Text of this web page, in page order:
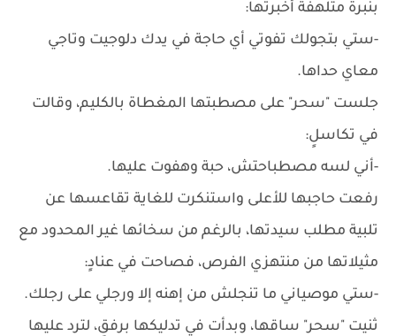
بنبرة متلهفة أخبرتها:
-ستي بتجولك تفوتي أي حاجة في يدك دلوجيت وتاجي
معاي حداها.
جلست "سحر" على مصطبتها المغطاة بالكليم، وقالت
في تكاسلٍ:
-أني لسه مصطباحتش، حبة وهفوت عليها.
رفعت حاجبها للأعلى واستنكرت للغاية تقاعسها عن
تلبية مطلب سيدتها، بالرغم من سخائها غير المحدود مع
مثيلاتها من منتهزي الفرص، فصاحت في عنادٍ:
-ستي موصياني ما تنجلش من إهنه إلا ورجلي على رجلك.
ثنيت "سحر" ساقها، وبدأت في تدليكها برفقٍ، لترد عليها